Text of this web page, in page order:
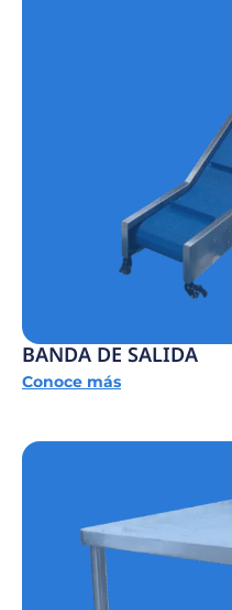
BANDA DE SALIDA
Conoce más